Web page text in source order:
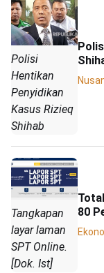
Polisi
Hentikan
Penyidikan
Kasus Rizieq
Shihab
Tangkapan
layar laman
SPT Online.
[Dok. Ist]
80